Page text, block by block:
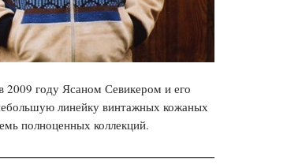
году Ясаном Севикером и его
линейку винтажных кожаных
полноценных коллекций.